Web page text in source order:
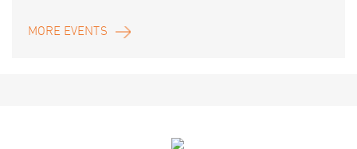
MORE EVENTS